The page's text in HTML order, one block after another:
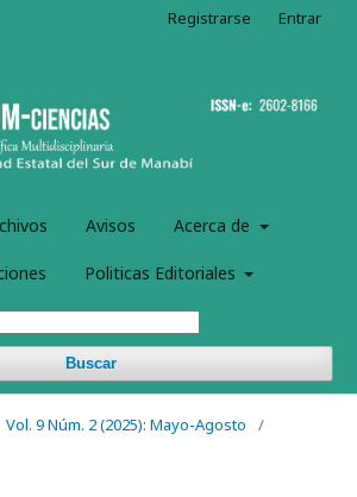
Avisos Acerca de
Politicas Editoriales
Buscar
Registrarse Entrar
Vol. 9 Núm. 2 (2025): Mayo-Agosto
/